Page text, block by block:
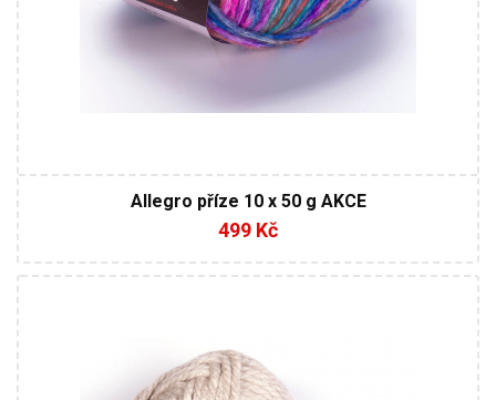
Allegro příze 10 x 50 g AKCE
499 Kč
250
105